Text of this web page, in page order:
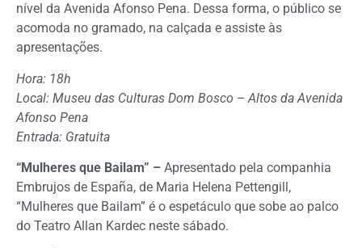
nível da Avenida Afonso Pena. Dessa forma, o público se
acomoda no gramado, na calçada e assiste às
apresentações.
Hora: 18h
Local: Museu das Culturas Dom Bosco – Altos da Avenida
Afonso Pena
Entrada: Gratuita
“Mulheres que Bailam” – Apresentado pela companhia
Embrujos de España, de Maria Helena Pettengill,
“Mulheres que Bailam” é o espetáculo que sobe ao palco
do Teatro Allan Kardec neste sábado.